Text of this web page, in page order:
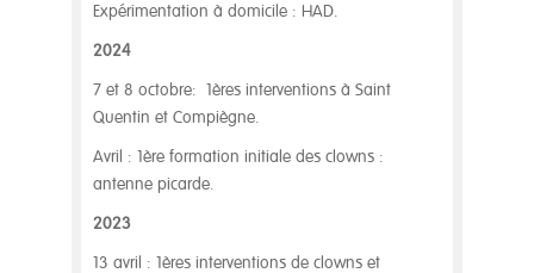
Expérimentation à domicile : HAD.
2024
7 et 8 octobre: 1ères interventions à Saint
Quentin et Compiègne.
Avril : 1ère formation initiale des clowns :
antenne picarde.
2023
13 avril : 1ères interventions de clowns et